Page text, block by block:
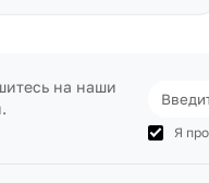
на наши
Я